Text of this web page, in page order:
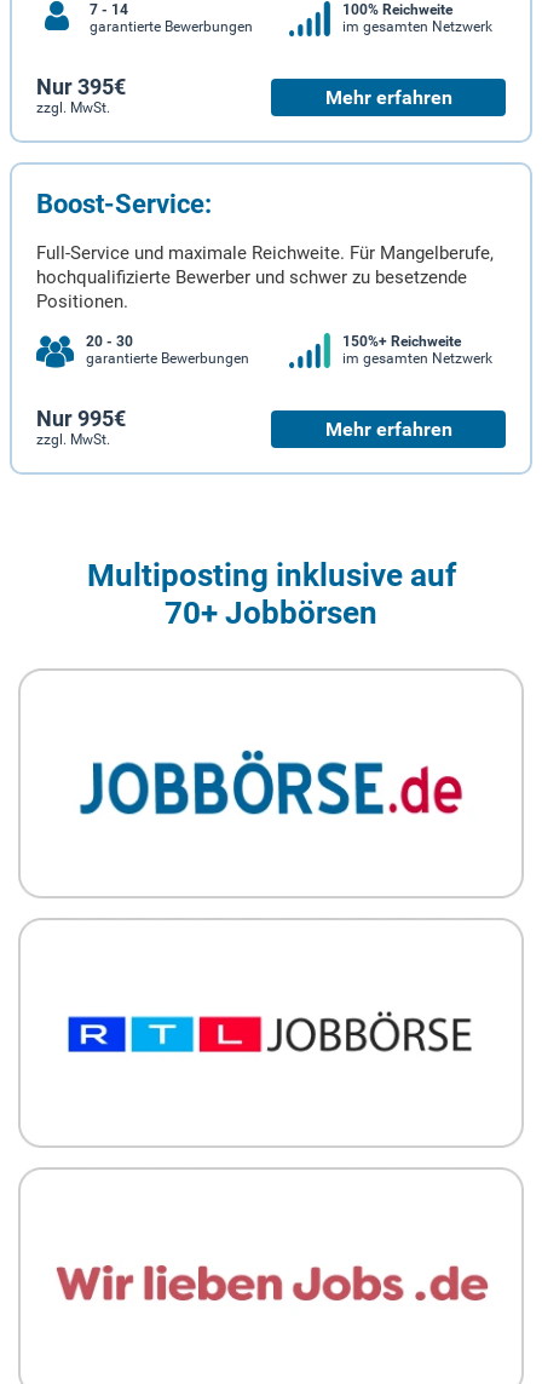
7 - 14
garantierte Bewerbungen
100% Reichweite
im gesamten Netzwerk
Nur 395€
zzgl. MwSt. Mehr erfahren
Boost-Service:
Full-Service und maximale Reichweite. Für Mangelberufe,
hochqualifizierte Bewerber und schwer zu besetzende
Positionen.
20 - 30
garantierte Bewerbungen
150%+ Reichweite
im gesamten Netzwerk
Nur 995€
zzgl. MwSt. Mehr erfahren
Multiposting inklusive auf
70+ Jobbörsen